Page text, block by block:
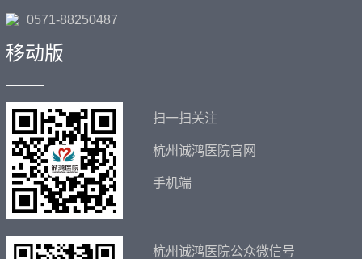
0571-88250487
移动版
——
扫一扫关注
杭州诚鸿医院官网
手机端
杭州诚鸿医院公众微信号